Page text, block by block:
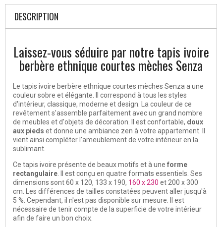
DESCRIPTION
Laissez-vous séduire par notre tapis ivoire
berbère ethnique courtes mèches Senza
Le tapis ivoire berbère ethnique courtes mèches Senza a une
couleur sobre et élégante. Il correspond à tous les styles
d'intérieur, classique, moderne et design. La couleur de ce
revêtement s'assemble parfaitement avec un grand nombre
de meubles et d'objets de décoration. Il est confortable, doux
aux pieds et donne une ambiance zen à votre appartement. Il
vient ainsi compléter l'ameublement de votre intérieur en la
sublimant.
Ce tapis ivoire présente de beaux motifs et à une forme
rectangulaire . Il est conçu en quatre formats essentiels. Ses
dimensions sont 60 x 120, 133 x 190, 160 x 230 et 200 x 300
cm. Les différences de tailles constatées peuvent aller jusqu'à
5 %. Cependant, il n'est pas disponible sur mesure. Il est
nécessaire de tenir compte de la superficie de votre intérieur
afin de faire un bon choix.